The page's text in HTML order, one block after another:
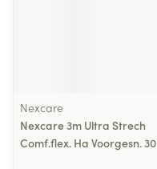
Nexcare
Nexcare 3m Ultra Strech
Comf.flex. Ha Voorgesn. 30